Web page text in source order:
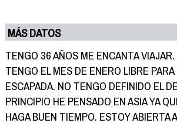
MÁS DATOS
TENGO 36 AÑOS ME ENCANTA
TENGO EL MES DE ENERO LIBRE
ESCAPADA. NO TENGO DEFINIDO EL
PRINCIPIO HE PENSADO EN ASIA YA
HAGA BUEN TIEMPO. ESTOY ABIERTA